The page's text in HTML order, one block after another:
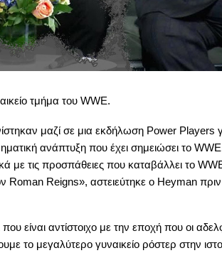
τμήμα του WWE.
μαζί σε μια εκδήλωση Power Players
ανάπτυξη που έχει σημειώσει το
με τις προσπάθειες που καταβάλλει το WWE
Roman Reigns», αστειεύτηκε ο Heyman πριν
είναι αντίστοιχο με την εποχή που οι
το μεγαλύτερο γυναικείο ρόστερ στην